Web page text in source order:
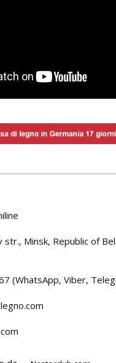
Minsk, Republic of
(WhatsApp, Viber,